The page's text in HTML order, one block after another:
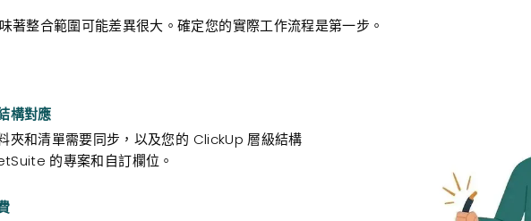
著整合範圍可能差異很大。確定您的實際工作流程是第一步。
構對應
夾和清單需要同步，以及您的 ClickUp 層級結構
的專案和自訂欄位。